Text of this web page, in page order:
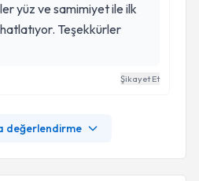
yüz ve samimiyet ile ilk
Teşekkürler
Şikayet Et
değerlendirme